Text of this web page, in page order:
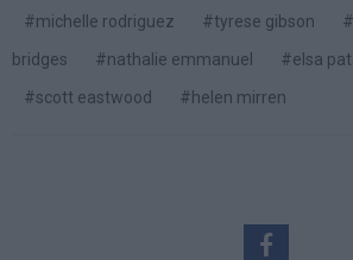
#michelle rodriguez
#tyrese gibson
bridges
#nathalie emmanuel #elsa
#scott eastwood
#helen mirren